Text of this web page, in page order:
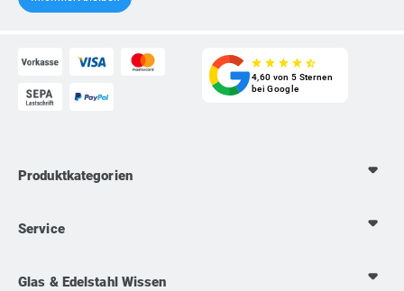
star_rate star_rate star_rate star_rate star_half
4,60 von 5 Sternen
bei Google
Produktkategorien
Service
Glas & Edelstahl Wissen